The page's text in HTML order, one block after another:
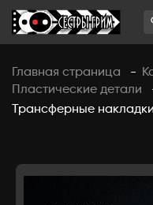
Главная страница -
Пластические детали
Трансферные накладки